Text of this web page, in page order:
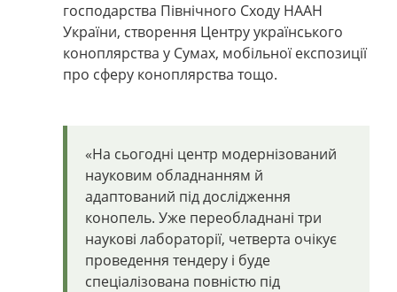
господарства Північного Сходу НААН
України, створення Центру українського
коноплярства у Сумах, мобільної експозиції
про сферу коноплярства тощо.
«На сьогодні центр модернізований
науковим обладнанням й
адаптований під дослідження
конопель. Уже переобладнані три
наукові лабораторії, четверта очікує
проведення тендеру і буде
спеціалізована повністю під